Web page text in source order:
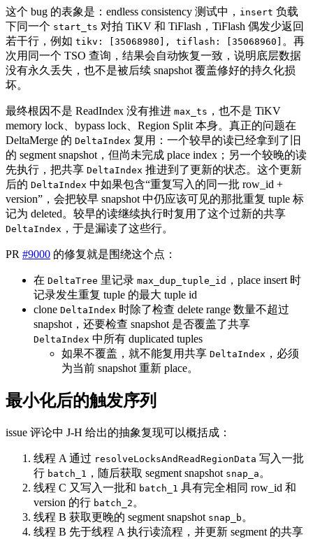
这个 bug 的表象是：endless consistency 测试中， insert 负载
下同一个 start_ts 对拍 TiKV 和 TiFlash，TiFlash 偶发少返回
若干行，例如 tikv: [35068980], tiflash: [35068960] 。再
次用同一个 TSO 查询，结果会自动恢复一致，说明底层数据
没有永久丢失，也不是被后续 snapshot 覆盖修好的持久化损
坏。
最终根因不是 ReadIndex 没有推进 max_ts ，也不是 TiKV
memory lock、bypass lock、Region Split 本身。真正的问题在
DeltaMerge 的 DeltaIndex 复用：一个较早的读已经拿到了旧
的 segment snapshot，但尚未完成 place index；另一个较晚的读
先执行，把共享 DeltaIndex 推进到了更新的状态。这个更新
后的 DeltaIndex 中如果包含“重复写入的同一批 row_id +
version”，会把较早 snapshot 中仍应该可见的那批重复 tuple 标
记为 deleted。较早的读继续执行时复用了这个过新的共享
DeltaIndex ，于是漏读了这些行。
PR #9000 的修复就是围绕这个点：
在 DeltaTree 里记录 max_dup_tuple_id ，place insert 时
记录发生重复 tuple 的最大 tuple id
clone DeltaIndex 时除了检查 delete range 数量不超过
snapshot，还要检查 snapshot 是否覆盖了共享
DeltaIndex 中所有 duplicated tuples
如果不覆盖，就不能复用共享 DeltaIndex ，必须
为当前 snapshot 重新 place。
最小化后的触发序列
issue 评论中 J-H 给出的抽象复现可以概括成：
线程 A 通过 resolveLocksAndReadRegionData 写入一批
行 batch_1 ，随后获取 segment snapshot snap_a 。
线程 C 又写入一批和 batch_1 具有完全相同 row_id 和
version 的行 batch_2 。
线程 B 获取更晚的 segment snapshot snap_b 。
线程 B 先于线程 A 执行读流程，并更新 segment 的共享